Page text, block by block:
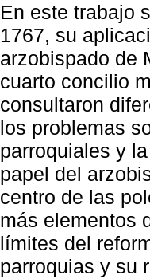
En este trabajo
1767, su
arzobispado de
cuarto concilio
consultaron
los problemas
parroquiales y
papel del
centro de las
más elementos
límites del
parroquias y su